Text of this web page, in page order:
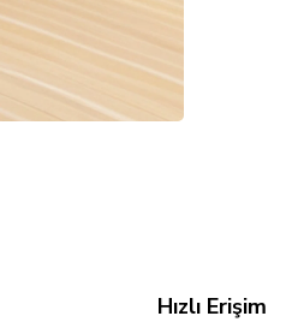
Hızlı Erişim